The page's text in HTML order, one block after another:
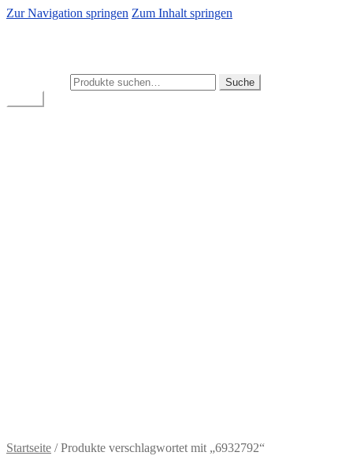
Zur Navigation springen Zum Inhalt springen
Suche
Startseite /Produkte verschlagwortet mit „6932792“